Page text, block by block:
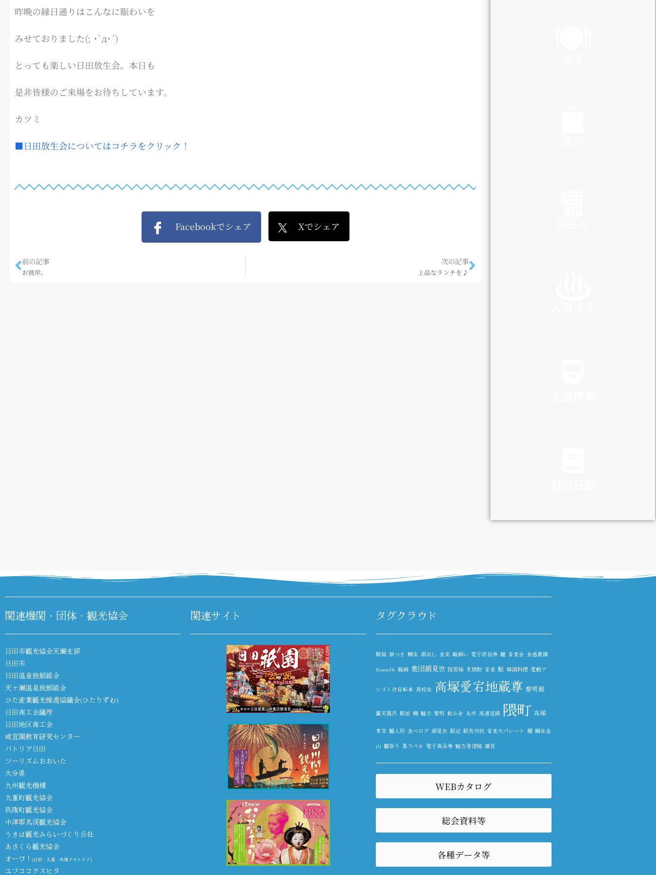
昨晩の縁日通りはこんなに賑わいを
みせておりました(; ･`д･´)
とっても楽しい日田放生会。本日も
是非皆様のご来場をお待ちしています。
カツミ
■日田放生会についてはコチラをクリック！
Facebookでシェア Xでシェア
前の記事
お彼岸。
次の記事
上品なランチを♪
DIARY
関連機関・団体・観光協会
日田市観光協会天瀬支部
日田市
日田温泉旅館組合
天ヶ瀬温泉旅館組合
ひた産業観光推進協議会(ひたりずむ)
日田商工会議所
日田地区商工会
咸宜園教育研究センター
パトリア日田
ツーリズムおおいた
大分県
九州観光機構
九重町観光協会
玖珠町観光協会
中津耶馬渓観光協会
うきは観光みらいづくり公社
あさくら観光協会
オーワ！ (日田・九重・玖珠アウトドア)
ユフココクスヒタ
関連サイト タグクラウド
順延 餅つき 鯛生 顔出し 食堂 鵜飼い 電子宿泊券 雛 音楽会 食感農園
KazetoNe 鵜飼 集団顔見世 鼓笛隊 麦焼酎 音楽 鮎 韓国料理 電動ア
シスト付自転車 高校生 高塚愛宕地蔵尊 黎明館
露天風呂 駅前 鯛 魅力 黎明 飲み会 鳥市 高速道路 隈町 高塚
青空 雛人形 食べログ 顔見世 駅近 駅長対抗 音楽大パレード 麺 鯛生金
山 雛祭り 黒ラベル 電子商品券 魅力発信隊 雑貨
WEBカタログ
総会資料等
各種データ等